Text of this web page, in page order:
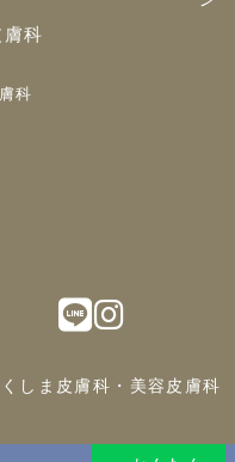
科
科
しま皮膚科・美容皮膚科